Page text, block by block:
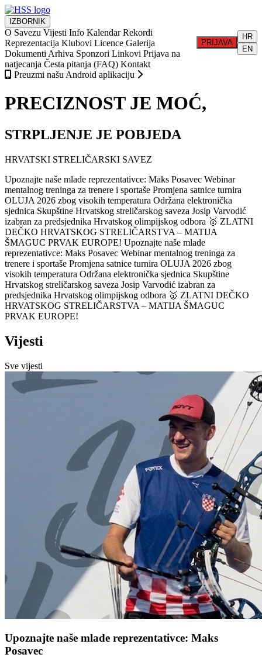
IZBORNIK
O Savezu Vijesti Info Kalendar Rekordi
Reprezentacija Klubovi Licence Galerija
Dokumenti Arhiva Sponzori Linkovi Prijava na
natjecanja Česta pitanja (FAQ) Kontakt
PRIJAVA
HR
EN
Preuzmi našu Android aplikaciju
PRECIZNOST JE MOĆ,
STRPLJENJE JE POBJEDA
HRVATSKI STRELIČARSKI SAVEZ
Upoznajte naše mlade reprezentativce: Maks Posavec Webinar
mentalnog treninga za trenere i sportaše Promjena satnice turnira
OLUJA 2026 zbog visokih temperatura Održana elektronička
sjednica Skupštine Hrvatskog streličarskog saveza Josip Varvodić
izabran za predsjednika Hrvatskog olimpijskog odbora 🥇 ZLATNI
DEČKO HRVATSKOG STRELIČARSTVA – MATIJA
ŠMAGUC PRVAK EUROPE! Upoznajte naše mlade
reprezentativce: Maks Posavec Webinar mentalnog treninga za
trenere i sportaše Promjena satnice turnira OLUJA 2026 zbog
visokih temperatura Održana elektronička sjednica Skupštine
Hrvatskog streličarskog saveza Josip Varvodić izabran za
predsjednika Hrvatskog olimpijskog odbora 🥇 ZLATNI DEČKO
HRVATSKOG STRELIČARSTVA – MATIJA ŠMAGUC
PRVAK EUROPE!
Vijesti
Sve vijesti
Upoznajte naše mlade reprezentativce: Maks
Posavec